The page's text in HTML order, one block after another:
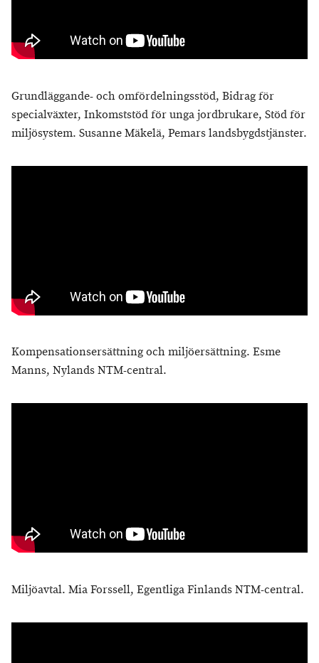
Grundläggande- och omfördelningsstöd, Bidrag för
specialväxter, Inkomststöd för unga jordbrukare, Stöd för
miljösystem. Susanne Mäkelä, Pemars landsbygdstjänster.
Kompensationsersättning och miljöersättning. Esme
Manns, Nylands NTM-central.
Miljöavtal. Mia Forssell, Egentliga Finlands NTM-central.